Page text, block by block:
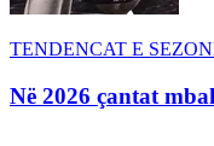
TENDENCAT E
Në 2026 çantat